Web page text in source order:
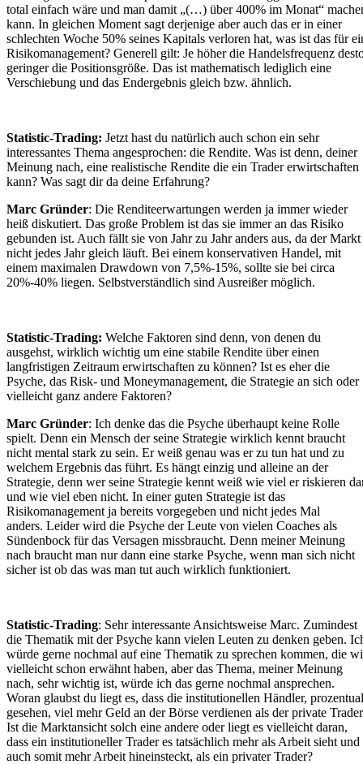
total einfach wäre und man damit „(…) über 400% im Monat“
kann. In gleichen Moment sagt derjenige aber auch das er in einer
schlechten Woche 50% seines Kapitals verloren hat, was ist das für
Risikomanagement? Generell gilt: Je höher die Handelsfrequenz
geringer die Positionsgröße. Das ist mathematisch lediglich eine
Verschiebung und das Endergebnis gleich bzw. ähnlich.
Statistic-Trading: Jetzt hast du natürlich auch schon ein sehr
interessantes Thema angesprochen: die Rendite. Was ist denn, deiner
Meinung nach, eine realistische Rendite die ein Trader erwirtschaften
kann? Was sagt dir da deine Erfahrung?
Marc Gründer: Die Renditeerwartungen werden ja immer wieder
heiß diskutiert. Das große Problem ist das sie immer an das Risiko
gebunden ist. Auch fällt sie von Jahr zu Jahr anders aus, da der Markt
nicht jedes Jahr gleich läuft. Bei einem konservativen Handel, mit
einem maximalen Drawdown von 7,5%-15%, sollte sie bei circa
20%-40% liegen. Selbstverständlich sind Ausreißer möglich.
Statistic-Trading: Welche Faktoren sind denn, von denen du
ausgehst, wirklich wichtig um eine stabile Rendite über einen
langfristigen Zeitraum erwirtschaften zu können? Ist es eher die
Psyche, das Risk- und Moneymanagement, die Strategie an sich oder
vielleicht ganz andere Faktoren?
Marc Gründer: Ich denke das die Psyche überhaupt keine Rolle
spielt. Denn ein Mensch der seine Strategie wirklich kennt braucht
nicht mental stark zu sein. Er weiß genau was er zu tun hat und zu
welchem Ergebnis das führt. Es hängt einzig und alleine an der
Strategie, denn wer seine Strategie kennt weiß wie viel er riskieren
und wie viel eben nicht. In einer guten Strategie ist das
Risikomanagement ja bereits vorgegeben und nicht jedes Mal
anders. Leider wird die Psyche der Leute von vielen Coaches als
Sündenbock für das Versagen missbraucht. Denn meiner Meinung
nach braucht man nur dann eine starke Psyche, wenn man sich nicht
sicher ist ob das was man tut auch wirklich funktioniert.
Statistic-Trading: Sehr interessante Ansichtsweise Marc. Zumindest
die Thematik mit der Psyche kann vielen Leuten zu denken geben.
würde gerne nochmal auf eine Thematik zu sprechen kommen, die
vielleicht schon erwähnt haben, aber das Thema, meiner Meinung
nach, sehr wichtig ist, würde ich das gerne nochmal ansprechen.
Woran glaubst du liegt es, dass die institutionellen Händler, prozentual
gesehen, viel mehr Geld an der Börse verdienen als der private
Ist die Marktansicht solch eine andere oder liegt es vielleicht daran,
dass ein institutioneller Trader es tatsächlich mehr als Arbeit sieht und
auch somit mehr Arbeit hineinsteckt, als ein privater Trader?